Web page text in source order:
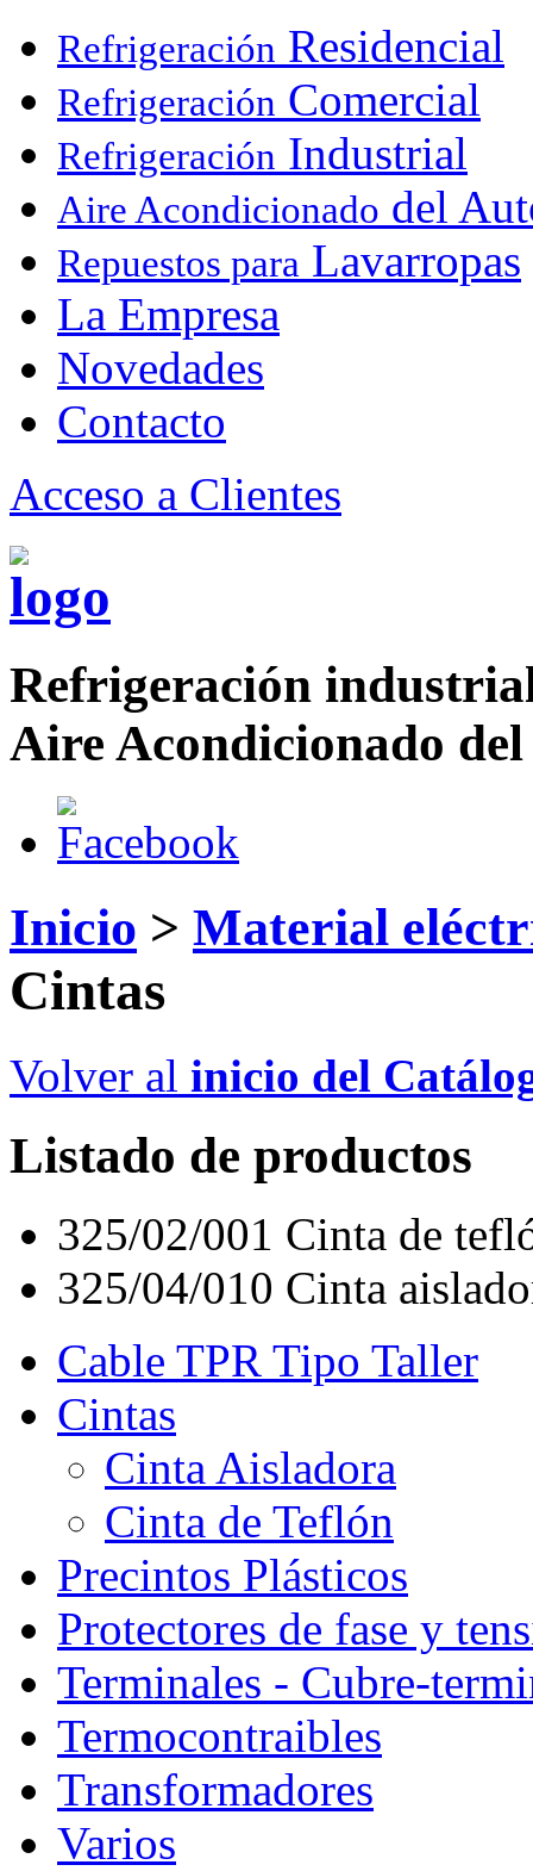
Refrigeración Residencial
Refrigeración Comercial
Refrigeración Industrial
Aire Acondicionado del
Repuestos para Lavarropas
La Empresa
Novedades
Contacto
Acceso a Clientes
Refrigeración
Aire Acondicionado
Inicio > Material
Cintas
Volver al inicio del
Listado de productos
325/02/001 Cinta de
325/04/010 Cinta
Cable TPR Tipo Taller
Cintas
Cinta Aisladora
Cinta de Teflón
Precintos Plásticos
Protectores de fase y
Terminales - Cubre-
Termocontraibles
Transformadores
Varios